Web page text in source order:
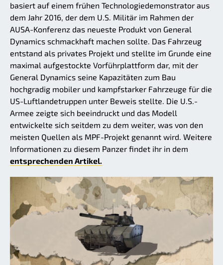
basiert auf einem frühen Technologiedemonstrator aus
dem Jahr 2016, der dem U.S. Militär im Rahmen der
AUSA-Konferenz das neueste Produkt von General
Dynamics schmackhaft machen sollte. Das Fahrzeug
entstand als privates Projekt und stellte im Grunde eine
maximal aufgestockte Vorführplattform dar, mit der
General Dynamics seine Kapazitäten zum Bau
hochgradig mobiler und kampfstarker Fahrzeuge für die
US-Luftlandetruppen unter Beweis stellte. Die U.S.-
Armee zeigte sich beeindruckt und das Modell
entwickelte sich seitdem zu dem weiter, was von den
meisten Quellen als MPF-Projekt genannt wird. Weitere
Informationen zu diesem Panzer findet ihr in dem
entsprechenden Artikel.